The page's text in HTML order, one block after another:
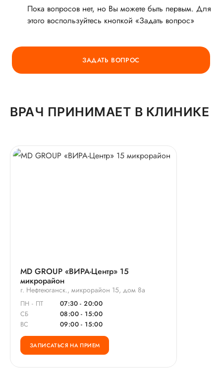
ГОРЯЧАЯ ЛИНИЯ КАЧЕСТВА
Пока вопросов нет, но Вы можете быть первым. Для
этого воспользуйтесь кнопкой «Задать вопрос»
ЗАДАТЬ ВОПРОС
ВРАЧ ПРИНИМАЕТ В КЛИНИКЕ
MD GROUP «ВИРА-Центр» 15
микрорайон
г. Нефтеюганск., микрорайон 15, дом 8а
ПН - ПТ
07:30 - 20:00
СБ
08:00 - 15:00
ВС
09:00 - 15:00
ЗАПИСАТЬСЯ НА ПРИЕМ